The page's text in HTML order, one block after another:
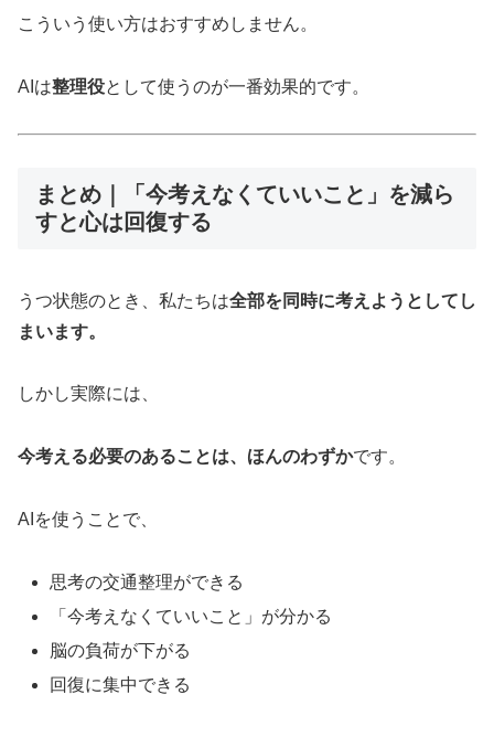
こういう使い方はおすすめしません。
AIは整理役として使うのが一番効果的です。
まとめ｜「今考えなくていいこと」を減ら
すと心は回復する
うつ状態のとき、私たちは全部を同時に考えようとしてし
まいます。
しかし実際には、
今考える必要のあることは、ほんのわずかです。
AIを使うことで、
思考の交通整理ができる
「今考えなくていいこと」が分かる
脳の負荷が下がる
回復に集中できる